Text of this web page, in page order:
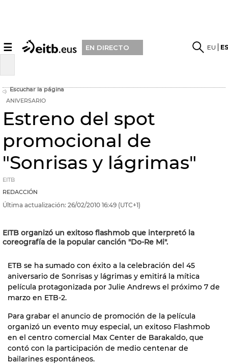
☰ EN DIRECTO EU
Escuchar la página
ANIVERSARIO
Estreno del spot
promocional de
"Sonrisas y lágrimas"
EITB
REDACCIÓN
Última actualización: 26/02/2010 16:49 (UTC+1)
EITB organizó un exitoso flashmob que interpretó la
coreografía de la popular canción "Do-Re Mi".
41
ETB se ha sumado con éxito a la celebración del 45
aniversario de Sonrisas y lágrimas y emitirá la mítica
película protagonizada por Julie Andrews el próximo 7 de
marzo en ETB-2.
Para grabar el anuncio de promoción de la película
organizó un evento muy especial, un exitoso Flashmob
en el centro comercial Max Center de Barakaldo, que
contó con la participación de medio centenar de
bailarines espontáneos.